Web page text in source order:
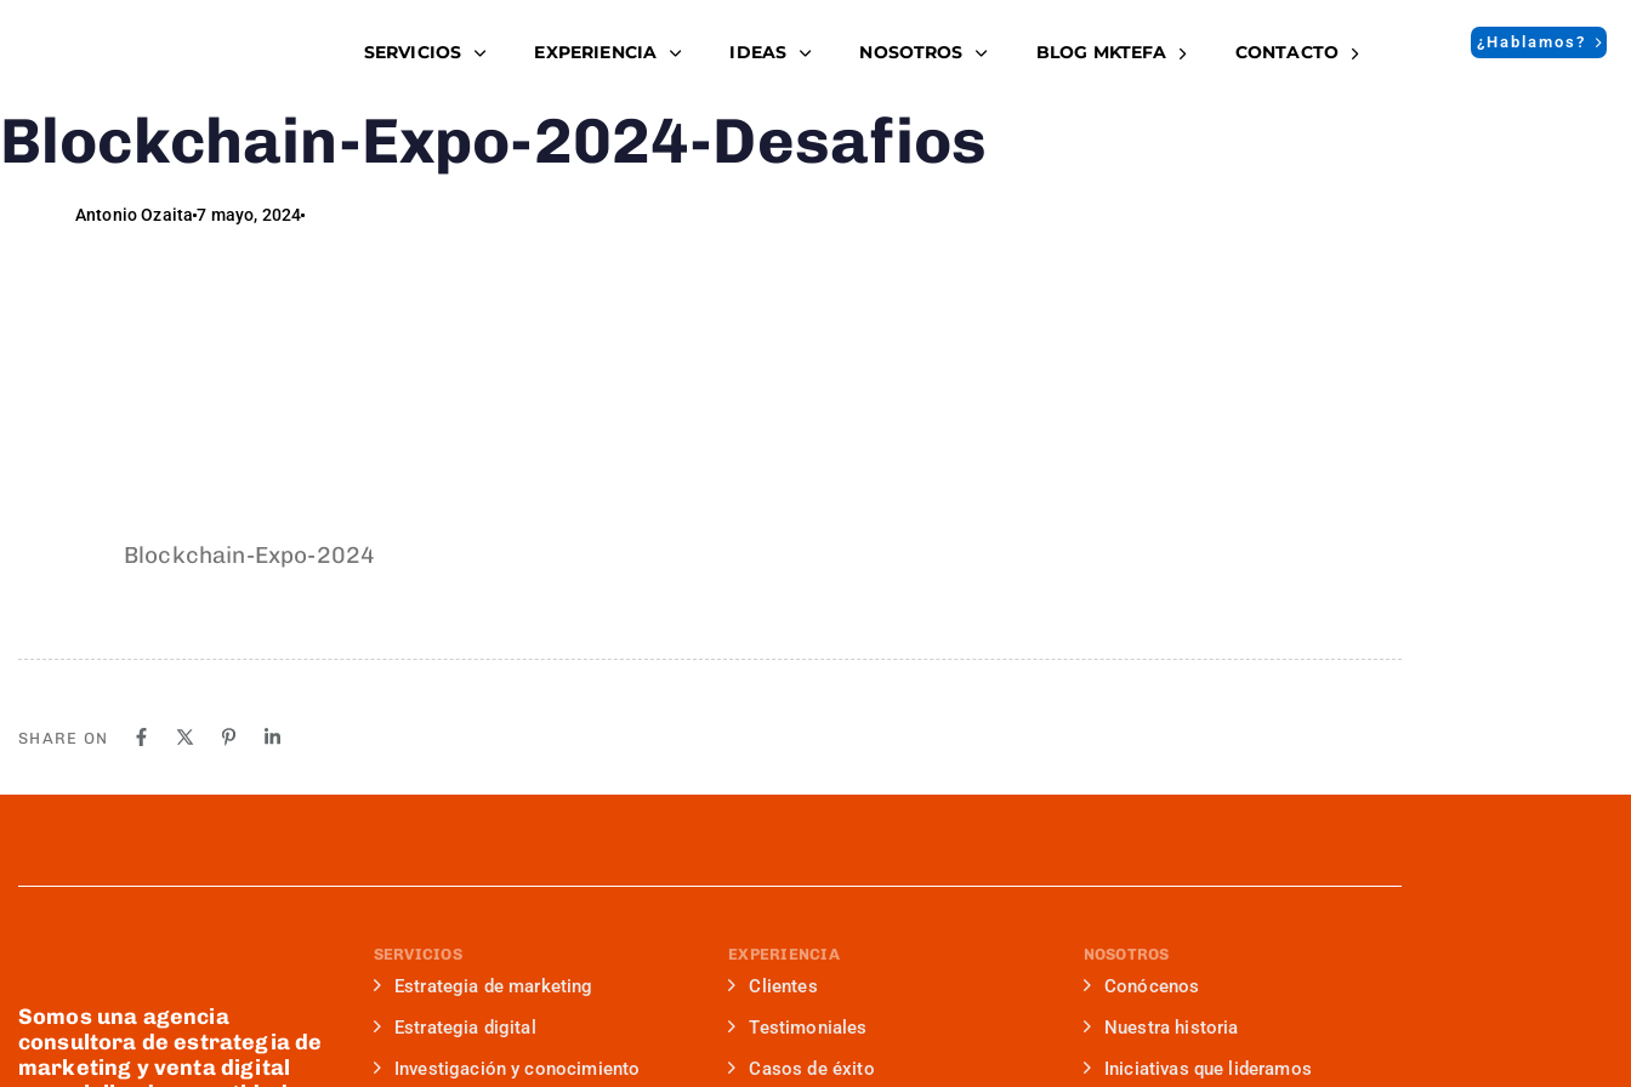
SERVICIOS EXPERIENCIA IDEAS NOSOTROS BLOG MKTEFA CONTACTO ¿Hablamos?
Blockchain-Expo-2024-Desafios
Author
Antonio Ozaita
Published
on:
7 mayo, 2024
Published
in:
Blockchain-Expo-2024
SHARE ON
Somos una agencia
consultora de estrategia de
marketing y venta digital
SERVICIOS
Estrategia de marketing
Estrategia digital
Investigación y conocimiento
EXPERIENCIA
Clientes
Testimoniales
Casos de éxito
NOSOTROS
Conócenos
Nuestra historia
Iniciativas que lideramos